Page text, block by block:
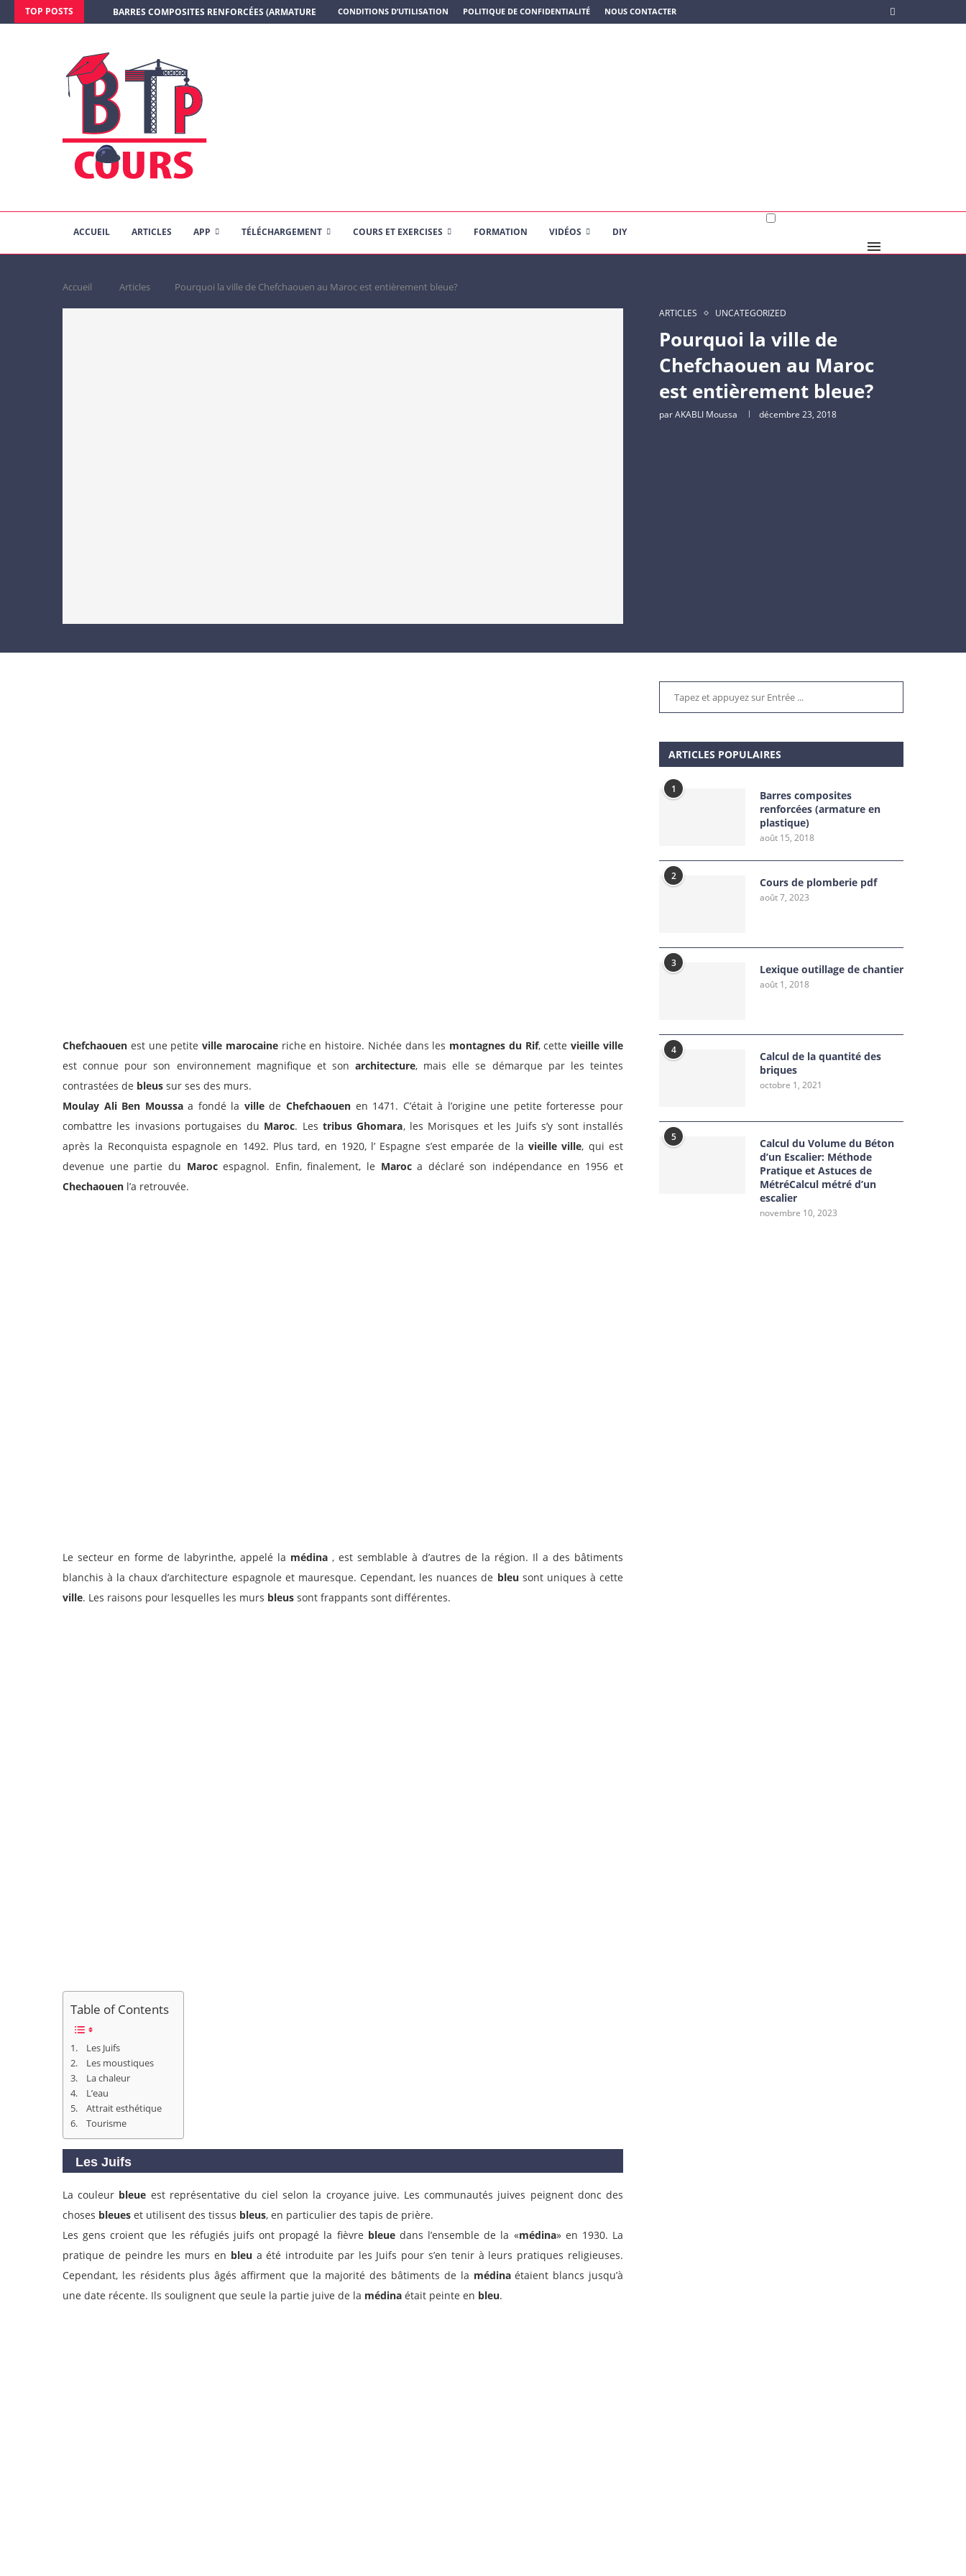
TOP POSTS BARRES COMPOSITES RENFORCÉES (ARMATURE EN PLASTIQUE)CONDITIONS D’UTILISATION POLITIQUE DE CONFIDENTIALITÉ NOUS CONTACTER
ACCUEIL ARTICLES APP TÉLÉCHARGEMENT COURS ET EXERCISES FORMATION VIDÉOS DIY
Accueil Articles Pourquoi la ville de Chefchaouen au Maroc est entièrement bleue?
ARTICLES UNCATEGORIZED
Pourquoi la ville de
Chefchaouen au Maroc
est entièrement bleue?
parAKABLI Moussa décembre 23, 2018
Chefchaouen est une petiteville marocaineriche en histoire. Nichée dans les montagnes du Rif, cettevieille ville
est connue pour son environnement magnifique et sonarchitecture, mais elle se démarque par les teintes
contrastées de bleus sur ses des murs.
Moulay Ali Ben Moussaa fondé la villede Chefchaouen en 1471. C’était à l’origine une petite forteresse pour
combattre les invasions portugaises du Maroc. Lestribus Ghomara, les Morisques et les Juifs s’y sont installés
après la Reconquista espagnole en 1492. Plus tard, en 1920, l’ Espagne s’est emparée de lavieille ville, qui est
devenue une partie du Marocespagnol. Enfin, finalement, le Maroca déclaré son indépendance en 1956 et
Chechaouen l’a retrouvée.
Le secteur en forme de labyrinthe, appelé la médina , est semblable à d’autres de la région. Il a des bâtiments
blanchis à la chaux d’architecture espagnole et mauresque. Cependant, les nuances de bleu sont uniques à cette
ville. Les raisons pour lesquelles les murs bleus sont frappants sont différentes.
Table of Contents
Les Juifs
Les moustiques
La chaleur
L’eau
Attrait esthétique
Tourisme
Les Juifs
La couleur bleue est représentative du ciel selon la croyance juive. Les communautés juives peignent donc des
choses bleues et utilisent des tissus bleus, en particulier des tapis de prière.
Les gens croient que les réfugiés juifs ont propagé la fièvre bleuedans l’ensemble de la «médina» en 1930. La
pratique de peindre les murs en bleu a été introduite par les Juifs pour s’en tenir à leurs pratiques religieuses.
Cependant, les résidents plus âgés affirment que la majorité des bâtiments de la médinaétaient blancs jusqu’à
une date récente. Ils soulignent que seule la partie juive de la médina était peinte en bleu.
ARTICLES POPULAIRES
1
Barres composites
renforcées (armature en
plastique)
août 15, 2018
2 Cours de plomberie pdf
août 7, 2023
3 Lexique outillage de chantier
août 1, 2018
4
Calcul de la quantité des
briques
octobre 1, 2021
5
Calcul du Volume du Béton
d’un Escalier: Méthode
Pratique et Astuces de
MétréCalcul métré d’un
escalier
novembre 10, 2023